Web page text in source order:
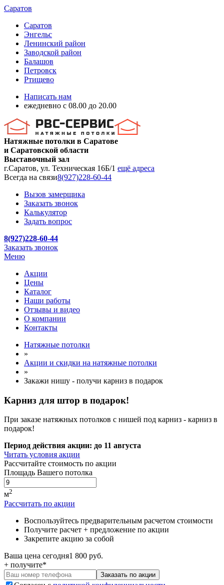
Саратов
Саратов
Энгельс
Ленинский район
Заводской район
Балашов
Петровск
Ртищево
Написать нам
ежедневно с 08.00 до 20.00
Натяжные потолки в Саратове
и Саратовской области
Выставочный зал
г.Саратов, ул. Техническая 16Б/1 ещё адреса
Всегда на связи8(927)228-60-44
Вызов замерщика
Заказать звонок
Калькулятор
Задать вопрос
8(927)228-60-44
Заказать звонок
Меню
Акции
Цены
Каталог
Наши работы
Отзывы и видео
О компании
Контакты
Натяжные потолки
»
Акции и скидки на натяжные потолки
»
Закажи нишу - получи карниз в подарок
Карниз для штор в подарок!
При заказе натяжных потолков с нишей под карниз - карниз в
подарок!
Период действия акции: до 11 августа
Читать условия акции
Рассчитайте стоимость по акции
Площадь Вашего потолка
м2
Рассчитать по акции
Воспользуйтесь предварительным расчетом стоимости
Получите расчет + предложение по акции
Закрепите акцию за собой
Ваша цена сегодня1 800 руб.
+ получите*
Заказать по акции